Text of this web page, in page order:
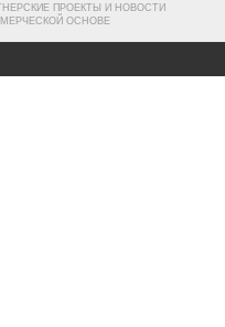
ПРОЕКТЫ И НОВОСТИ
ОСНОВЕ